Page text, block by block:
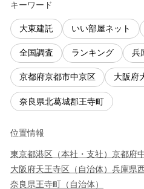
キーワード
大東建託 いい部屋ネット
全国調査 ランキング 兵
京都府京都市中京区 大阪府
奈良県北葛城郡王寺町
位置情報
東京都港区 （本社・支社 ） 京都府
大阪府天王寺区 （ 自治体） 兵庫県
奈良県王寺町 （ 自治体）